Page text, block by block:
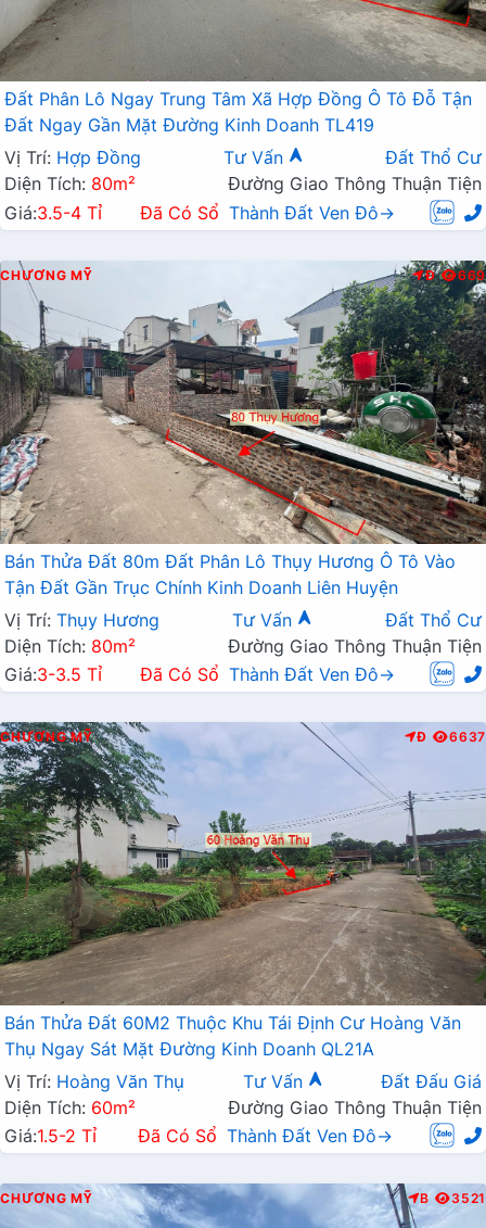
Đất Phân Lô Ngay Trung Tâm Xã Hợp Đồng Ô Tô Đỗ Tận
Đất Ngay Gần Mặt Đường Kinh Doanh TL419
Vị Trí: Hợp Đồng Tư Vấn
Đất Thổ Cư
Diện Tích: 80m²
Đường Giao Thông Thuận Tiện
Giá:3.5-4 Tỉ Đã Có Sổ Thành Đất Ven Đô→
CHƯƠNG MỸ Đ 669
Bán Thửa Đất 80m Đất Phân Lô Thụy Hương Ô Tô Vào
Tận Đất Gần Trục Chính Kinh Doanh Liên Huyện
Vị Trí: Thụy Hương Tư Vấn
Đất Thổ Cư
Diện Tích: 80m²
Đường Giao Thông Thuận Tiện
Giá:3-3.5 Tỉ Đã Có Sổ Thành Đất Ven Đô→
CHƯƠNG MỸ Đ 6637
Bán Thửa Đất 60M2 Thuộc Khu Tái Định Cư Hoàng Văn
Thụ Ngay Sát Mặt Đường Kinh Doanh QL21A
Vị Trí: Hoàng Văn Thụ Tư Vấn
Đất Đấu Giá
Diện Tích: 60m²
Đường Giao Thông Thuận Tiện
Giá:1.5-2 Tỉ Đã Có Sổ Thành Đất Ven Đô→
CHƯƠNG MỸ B 3521